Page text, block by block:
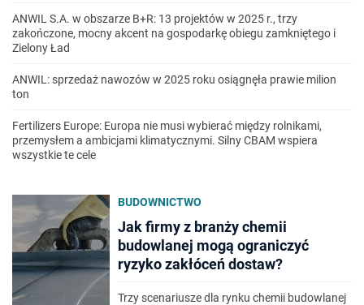
ANWIL S.A. w obszarze B+R: 13 projektów w 2025 r., trzy
zakończone, mocny akcent na gospodarkę obiegu zamkniętego i
Zielony Ład
ANWIL: sprzedaż nawozów w 2025 roku osiągnęła prawie milion
ton
Fertilizers Europe: Europa nie musi wybierać między rolnikami,
przemysłem a ambicjami klimatycznymi. Silny CBAM wspiera
wszystkie te cele
BUDOWNICTWO
Jak firmy z branży chemii
budowlanej mogą ograniczyć
ryzyko zakłóceń dostaw?
Trzy scenariusze dla rynku chemii budowlanej